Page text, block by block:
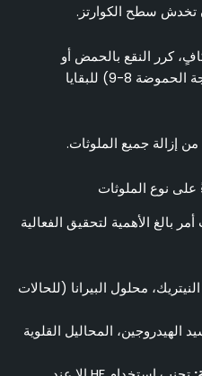
تخدش سطح الكوارتز.
كرر النقع بالحمض أو
استخدم محلول قلوي معتدل (درجة الحموضة 8-9) للبقايا
إزالة جميع الملوثات.
على نوع الملوثات
بالغ الأهمية لتحقيق الفعالية
محلول البيرانا (للحالات
الهيدروجين، المحاليل القلوية